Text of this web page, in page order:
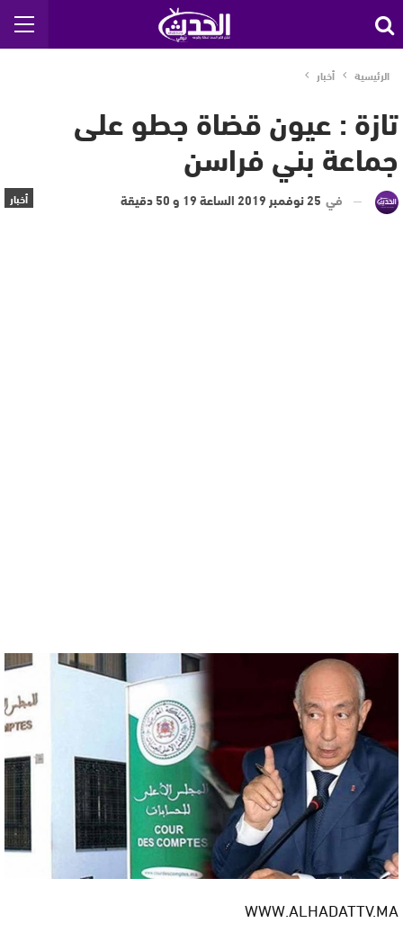
الرئيسية أخبار
تازة : عيون قضاة جطو على
جماعة بني فراسن
أخبار في 25 نوفمبر 2019 الساعة 19 و 50 دقيقة
WWW.ALHADATTV.MA